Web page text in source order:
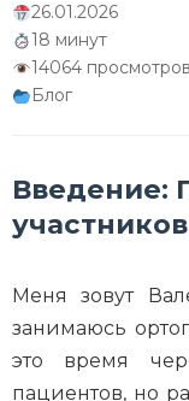
26.01.2026
18 минут
14064 просмотров
Блог
Введение:
Меня зовут
занимаюсь
это время
пациентов, но